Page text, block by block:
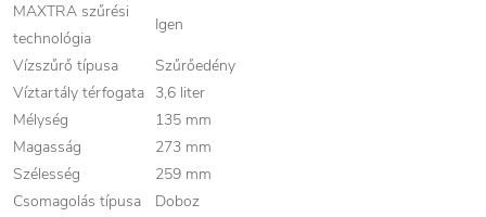
MAXTRA szűrési
technológia
Igen
Vízszűrő típusa
Szűrőedény
Víztartály térfogata 3,6 liter
Mélység
135 mm
Magasság
273 mm
Szélesség
259 mm
Csomagolás típusa
Doboz